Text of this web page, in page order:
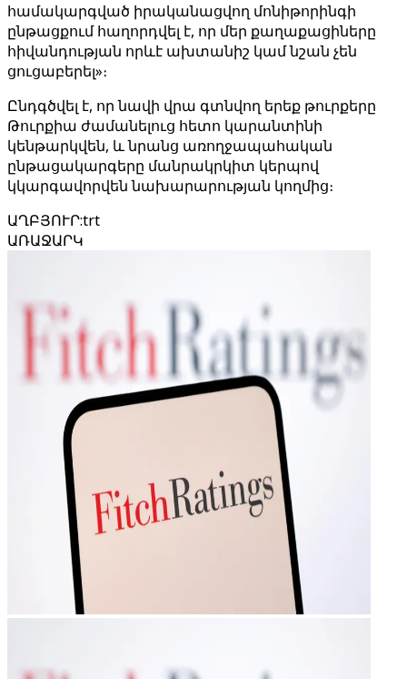
համակարգված իրականացվող մոնիթորինգի
ընթացքում հաղորդվել է, որ մեր քաղաքացիները
հիվանդության որևէ ախտանիշ կամ նշան չեն
ցուցաբերել»։
Ընդգծվել է, որ նավի վրա գտնվող երեք թուրքերը
Թուրքիա ժամանելուց հետո կարանտինի
կենթարկվեն, և նրանց առողջապահական
ընթացակարգերը մանրակրկիտ կերպով
կկարգավորվեն նախարարության կողմից։
ԱՂԲՅՈՒՐ:trt
ԱՌԱՋԱՐԿ